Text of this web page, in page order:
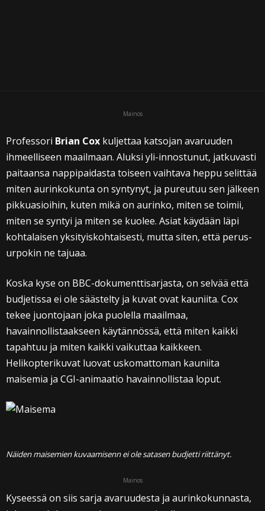
Mainos
Professori Brian Cox kuljettaa katsojan avaruuden
ihmeelliseen maailmaan. Aluksi yli-innostunut, jatkuvasti
paitaansa nappipaidasta toiseen vaihtava heppu selittää
miten aurinkokunta on syntynyt, ja pureutuu sen jälkeen
pikkuasioihin, kuten mikä on aurinko, miten se toimii,
miten se syntyi ja miten se kuolee. Asiat käydään läpi
kohtalaisen yksityiskohtaisesti, mutta siten, että perus-
urpokin ne tajuaa.
Koska kyse on BBC-dokumenttisarjasta, on selvää että
budjetissa ei ole säästelty ja kuvat ovat kauniita. Cox
tekee juontojaan joka puolella maailmaa,
havainnollistaakseen käytännössä, että miten kaikki
tapahtuu ja miten kaikki vaikuttaa kaikkeen.
Helikopterikuvat luovat uskomattoman kauniita
maisemia ja CGI-animaatio havainnollistaa loput.
Näiden maisemien kuvaamisenn ei ole satasen budjetti riittänyt.
Mainos
Kyseessä on siis sarja avaruudesta ja aurinkokunnasta,